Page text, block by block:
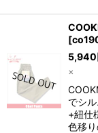
[
5,940
×
でシ
+紐仕
色移